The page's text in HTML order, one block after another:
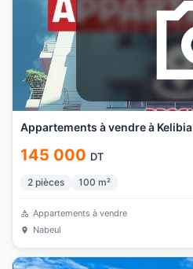
Appartements à vendre à Kelibia
145 000 DT
2 pièces 100 m²
Appartements à vendre
Nabeul